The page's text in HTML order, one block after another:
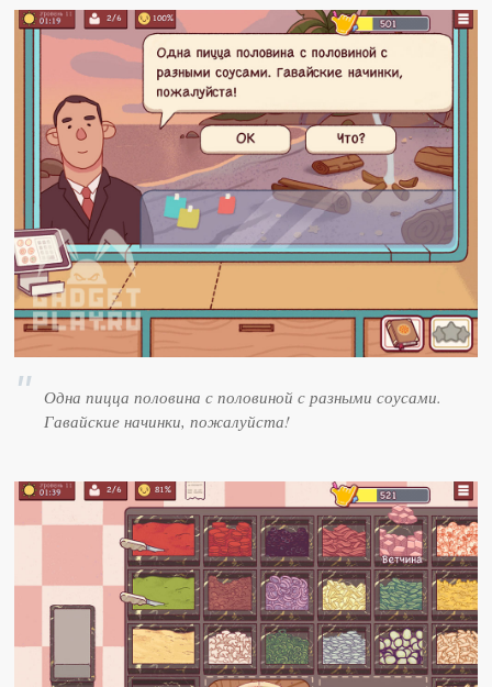
Одна пицца половина с половиной с разными соусами.
Гавайские начинки, пожалуйста!